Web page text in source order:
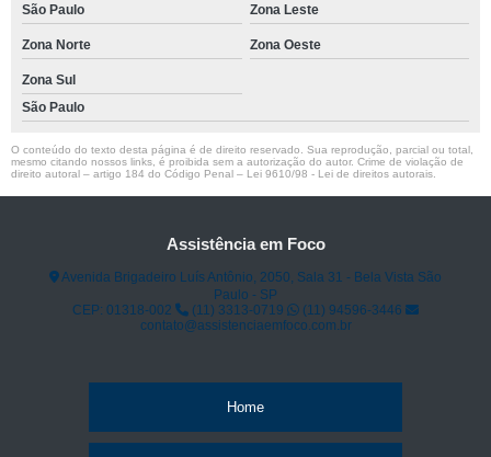
São Paulo Zona Leste
Zona Norte Zona Oeste
Zona Sul
São Paulo
O conteúdo do texto desta página é de direito reservado. Sua reprodução, parcial ou total,
mesmo citando nossos links, é proibida sem a autorização do autor. Crime de violação de
direito autoral – artigo 184 do Código Penal – Lei 9610/98 - Lei de direitos autorais
Assistência em Foco
Avenida Brigadeiro Luís Antônio, 2050, Sala 31 - Bela Vista São
Paulo - SP
CEP: 01318-002
(11) 3313-0719
(11) 94596-3446
contato@assistenciaemfoco.com.br
Home